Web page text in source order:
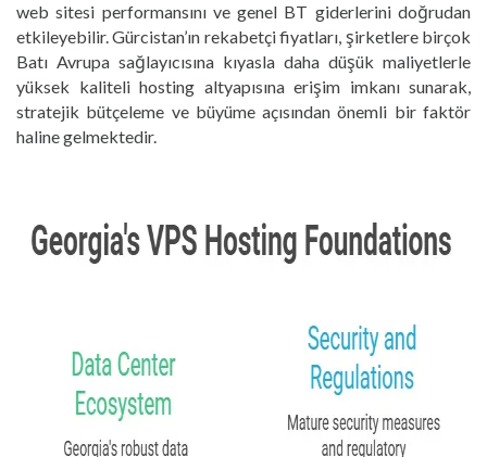
web sitesi performansını ve genel BT giderlerini doğrudan
etkileyebilir. Gürcistan’ın rekabetçi fiyatları, şirketlere birçok
Batı Avrupa sağlayıcısına kıyasla daha düşük maliyetlerle
yüksek kaliteli hosting altyapısına erişim imkanı sunarak,
stratejik bütçeleme ve büyüme açısından önemli bir faktör
haline gelmektedir.